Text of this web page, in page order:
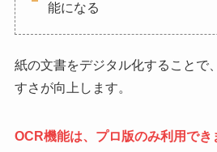
能になる
紙の文書をデジタル化することで
すさが向上します。
OCR機能は、プロ版のみ利用でき